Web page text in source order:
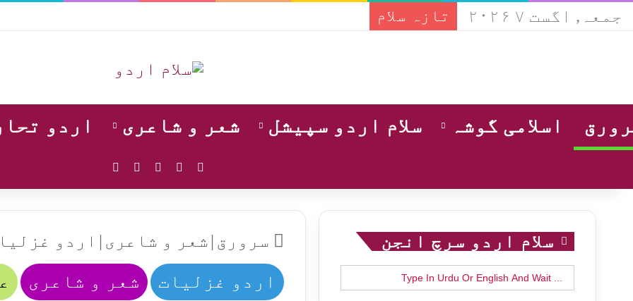
جمعہ, اگست ۷ ۲۰۲۶ تازہ سلام
اسلامی گوشہ سلام اردو سپیشل شعر و شاعری اردو
Facebook
YouTube
Instagram
سرورق | شعر و شاعری | اردو
اردو غزلیات شعر و شاعری
سلام اردو سرچ انجن
Search
for: